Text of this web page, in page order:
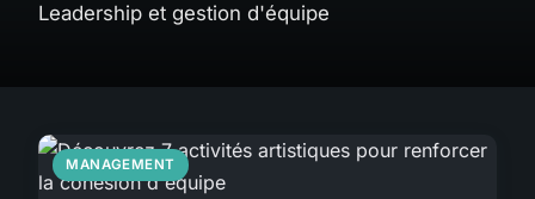
Leadership et gestion d'équipe
MANAGEMENT